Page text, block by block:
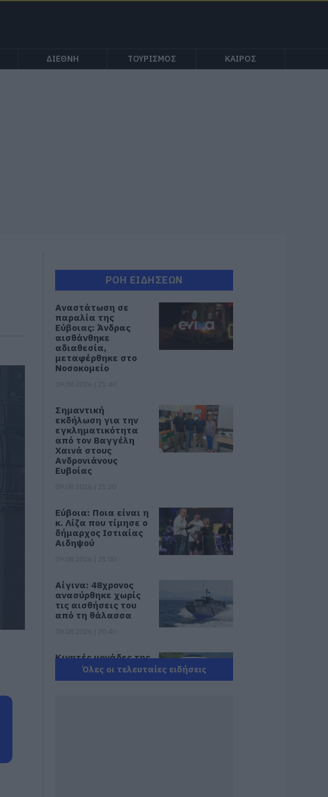
ΔΙΕΘΝΗ ΤΟΥΡΙΣΜΟΣ ΚΑΙΡΟΣ
ΡΟΗ ΕΙΔΗΣΕΩΝ
Αναστάτωση σε
παραλία της
Εύβοιας: Άνδρας
αισθάνθηκε
αδιαθεσία,
μεταφέρθηκε στο
Νοσοκομείο
Σημαντική
εκδήλωση για την
εγκληματικότητα
από τον Βαγγέλη
Χαινά στους
Ανδρονιάνους
Ευβοίας
Εύβοια: Ποια είναι η
κ. Λίζα που τίμησε ο
δήμαρχος Ιστιαίας
Αιδηψού
Αίγινα: 48χρονος
ανασύρθηκε χωρίς
τις αισθήσεις του
από τη θάλασσα
Κινητές μονάδες της
αστυνομίας στην
Εύβοια: Που θα
Όλες οι τελευταίες ειδήσεις